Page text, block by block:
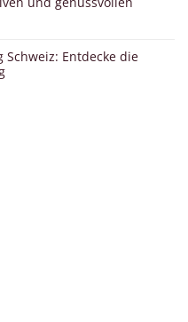
Schweiz: Entdecke die